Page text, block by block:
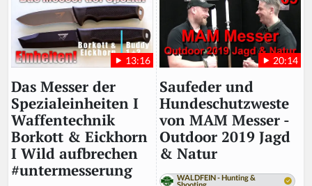
13:16
Das Messer der
Spezialeinheiten I
Waffentechnik
Borkott & Eickhorn
I Wild aufbrechen
#untermesserung
20:14
Saufeder und
Hundeschutzweste
von MAM Messer -
Outdoor 2019 Jagd
& Natur
WALDFEIN - Hunting &